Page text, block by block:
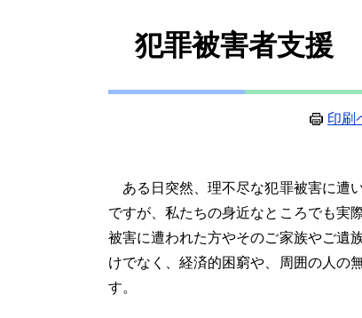
犯罪被害者支援
印刷
ある日突然、理不尽な犯罪被害に遭
ですが、私たちの身近なところでも実
被害に遭われた方やそのご家族やご遺
けでなく、経済的困窮や、周囲の人の
す。